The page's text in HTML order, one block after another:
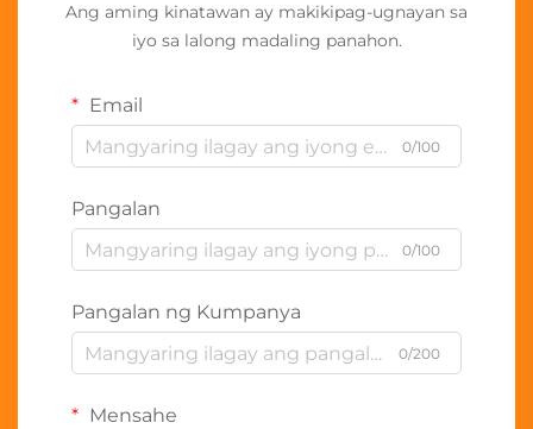
Ang aming kinatawan ay makikipag-ugnayan sa
iyo sa lalong madaling panahon.
Email
0/100
Pangalan
0/100
Pangalan ng Kumpanya
0/200
Mensahe